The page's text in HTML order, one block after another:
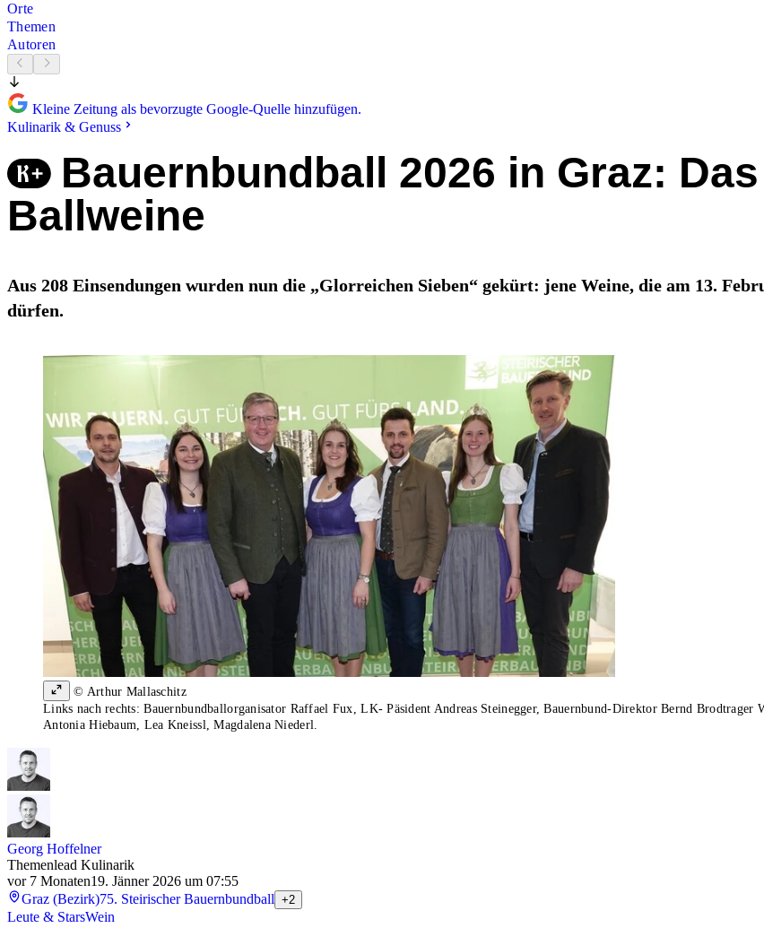
Orte
Themen
Autoren
Kleine Zeitung als bevorzugte Google-Quelle hinzufügen.
Kulinarik & Genuss
Bauernbundball 2026 in Graz:
Ballweine
Aus 208 Einsendungen wurden nun die „Glorreichen Sieben“ gekürt: jene Weine, die am 13.
dürfen.
© Arthur Mallaschitz
Links nach rechts: Bauernbundballorganisator Raffael Fux, LK- Päsident Andreas Steinegger, Bauernbund-Direktor Bernd
Antonia Hiebaum, Lea Kneissl, Magdalena Niederl.
Georg Hoffelner
Themenlead Kulinarik
vor 7 Monaten19. Jänner 2026 um 07:55
Graz (Bezirk)75. Steirischer Bauernbundball +2
Leute & StarsWein